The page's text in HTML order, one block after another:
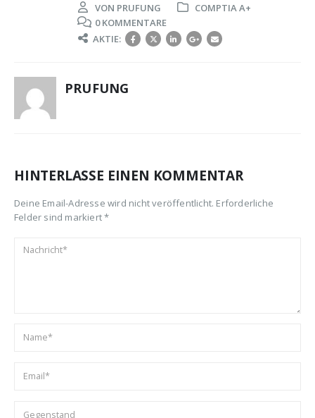
VON PRUFUNG
COMPTIA A+
0 KOMMENTARE
AKTIE:
PRUFUNG
HINTERLASSE EINEN KOMMENTAR
Deine Email-Adresse wird nicht veröffentlicht. Erforderliche
Felder sind markiert *